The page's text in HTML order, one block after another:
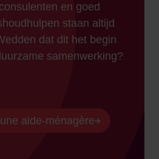
en goed
staan altijd
dat dit het begin
samenwerking?
aide-ménagère